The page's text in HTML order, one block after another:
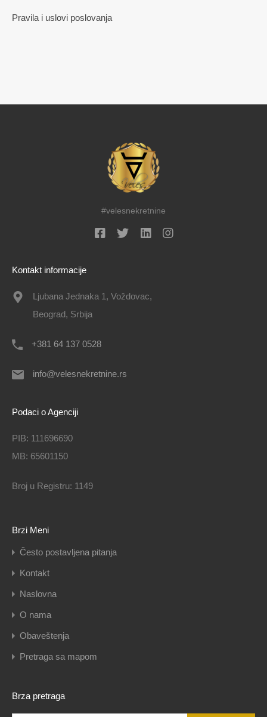
Pravila i uslovi poslovanja
#velesnekretnine
Kontakt informacije
Ljubana Jednaka 1, Voždovac,
Beograd, Srbija
+381 64 137 0528
info@velesnekretnine.rs
Podaci o Agenciji
PIB: 111696690
MB: 65601150
Broj u Registru: 1149
Brzi Meni
Često postavljena pitanja
Kontakt
Naslovna
O nama
Obaveštenja
Pretraga sa mapom
Brza pretraga